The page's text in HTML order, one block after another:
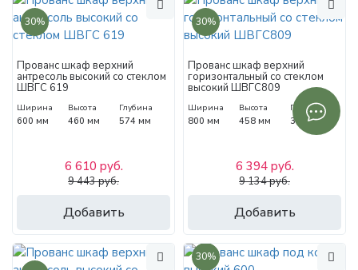
30%
Прованс шкаф верхний
антресоль высокий со стеклом
ШВГС 619
Ширина
600 мм
Высота
460 мм
Глубина
574 мм
Добавить
6 610 руб.
9 443 руб.
30%
Прованс шкаф верхний
горизонтальный со стеклом
высокий ШВГС809
Ширина
800 мм
Высота
458 мм
Глубина
318 мм
Добавить
6 394 руб.
9 134 руб.
30%